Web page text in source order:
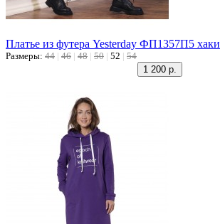
Платье из футера Yesterday ФП1357П5 хаки
Размеры: 44 | 46 | 48 | 50 | 52 | 54
1 200 р.